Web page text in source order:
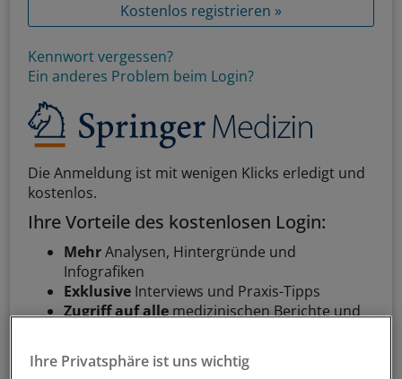
Kostenlos registrieren »
Kennwort vergessen?
Ein anderes Problem beim Login?
Die Anmeldung ist mit wenigen Klicks erledigt und
kostenlos.
Ihre Vorteile des kostenlosen Login:
MehrAnalysen, Hintergründe und
Infografiken
Exklusive Interviews und Praxis-Tipps
Zugriff auf allemedizinischen Berichte und
Voraussetzungen für den Zugang
Ihre Privatsphäre ist uns wichtig